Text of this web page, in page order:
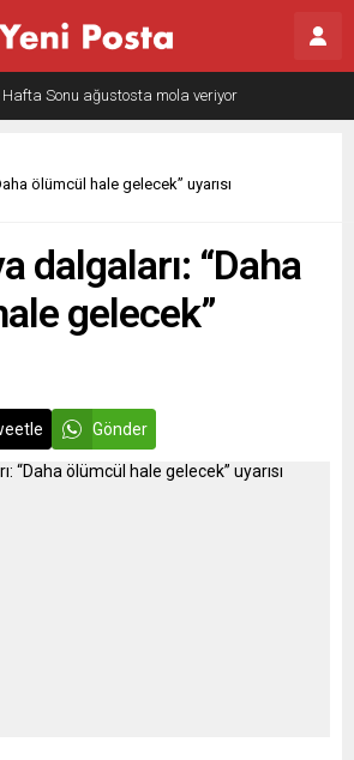
Hafta Sonu ağustosta mola veriyor
ölümcül hale gelecek” uyarısı
dalgaları: “Daha
gelecek”
Gönder